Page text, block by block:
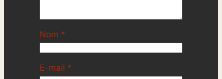
Nom *
E-mail *